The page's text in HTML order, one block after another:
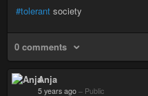
#tolerant society
0 comments
Anja
5 years ago – Public